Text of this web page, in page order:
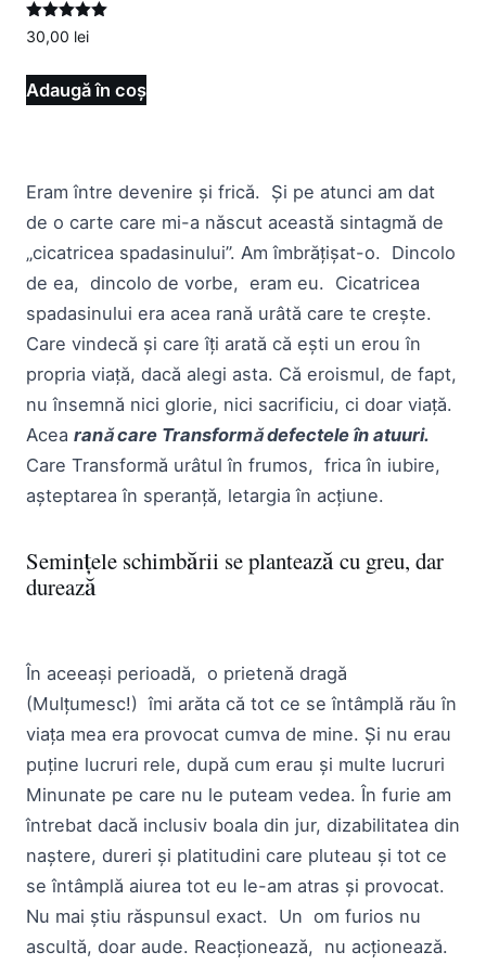
Evaluat la
5.00
30,00 lei
Adaugă în coș
Eram între devenire și frică. Și pe atunci am dat
de o carte care mi-a născut această sintagmă de
„cicatricea spadasinului”. Am îmbrățișat-o. Dincolo
de ea, dincolo de vorbe, eram eu. Cicatricea
spadasinului era acea rană urâtă care te crește.
Care vindecă și care îți arată că ești un erou în
propria viață, dacă alegi asta. Că eroismul, de fapt,
nu însemnă nici glorie, nici sacrificiu, ci doar viață.
Acea rană care Transformă defectele în atuuri.
Care Transformă urâtul în frumos, frica în iubire,
așteptarea în speranță, letargia în acțiune.
Semințele schimbării se plantează cu greu, dar
durează
În aceeași perioadă, o prietenă dragă
(Mulțumesc!) îmi arăta că tot ce se întâmplă rău în
viața mea era provocat cumva de mine. Și nu erau
puține lucruri rele, după cum erau și multe lucruri
Minunate pe care nu le puteam vedea. În furie am
întrebat dacă inclusiv boala din jur, dizabilitatea din
naștere, dureri și platitudini care pluteau și tot ce
se întâmplă aiurea tot eu le-am atras și provocat.
Nu mai știu răspunsul exact. Un om furios nu
ascultă, doar aude. Reacționează, nu acționează.